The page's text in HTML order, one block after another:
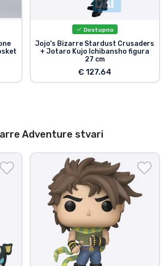
Dostupno
Jojo's Bizarre Stardust Crusaders
+ Jotaro Kujo Ichibansho figura
27 cm
€ 127.64
Adventure stvari